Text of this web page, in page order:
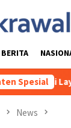
BERITA
Spesial
Layanan 110
News